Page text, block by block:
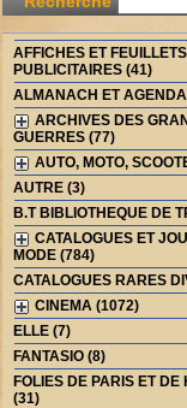
AFFICHES ET FEUILLETS
PUBLICITAIRES (41)
ALMANACH ET
ARCHIVES DES
GUERRES (77)
AUTO, MOTO,
AUTRE (3)
B.T BIBLIOTHEQUE DE
CATALOGUES ET
MODE (784)
CATALOGUES RARES
CINEMA (1072)
ELLE (7)
FANTASIO (8)
FOLIES DE PARIS ET DE
(31)